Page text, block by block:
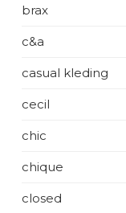
brax
c&a
casual kleding
cecil
chic
chique
closed